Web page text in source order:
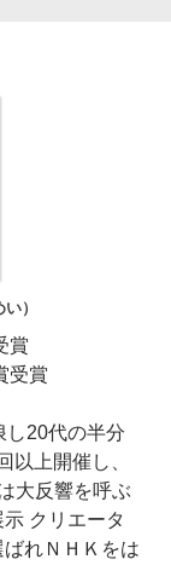
）
賞
受賞
し20代の半分
以上開催し、
大反響を呼ぶ
クリエータ
れＮＨＫをは